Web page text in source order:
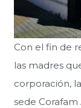
Con el fin de
las madres
corporación,
sede Corafam